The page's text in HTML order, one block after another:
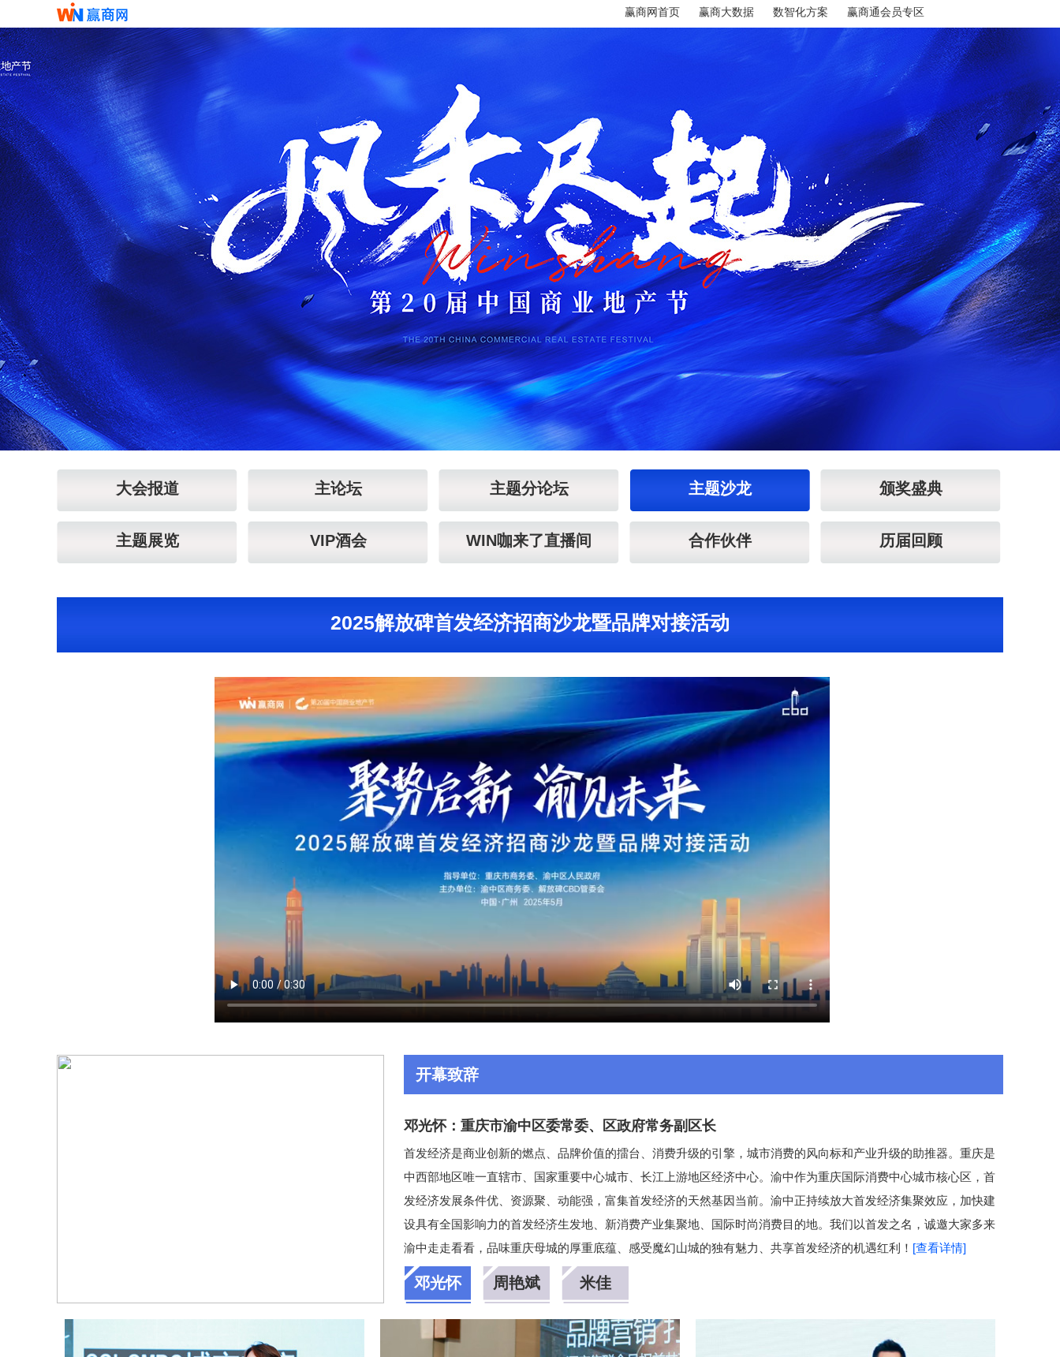
赢商网首页 赢商大数据 数智化方案 赢商通会员专区
大会报道 主论坛 主题分论坛 主题沙龙 颁奖盛典
主题展览 VIP酒会 WIN咖来了直播间 合作伙伴 历届回顾
2025解放碑首发经济招商沙龙暨品牌对接活动
开幕致辞
邓光怀：重庆市渝中区委常委、区政府常务副区长
首发经济是商业创新的燃点、品牌价值的擂台、消费升级的引擎，城市消费的风向标和产业升级的助推器。重庆是
中西部地区唯一直辖市、国家重要中心城市、长江上游地区经济中心。渝中作为重庆国际消费中心城市核心区，首
发经济发展条件优、资源聚、动能强，富集首发经济的天然基因当前。渝中正持续放大首发经济集聚效应，加快建
设具有全国影响力的首发经济生发地、新消费产业集聚地、国际时尚消费目的地。我们以首发之名，诚邀大家多来
渝中走走看看，品味重庆母城的厚重底蕴、感受魔幻山城的独有魅力、共享首发经济的机遇红利！ [查看详情]
邓光怀 周艳斌 米佳